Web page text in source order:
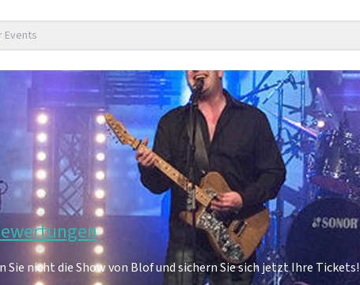
Events
nicht die Show von Blof und sichern Sie sich jetzt Ihre Tickets!